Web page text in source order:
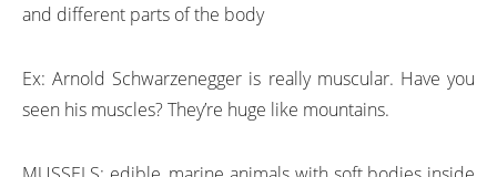
and different parts of the body
Ex: Arnold Schwarzenegger is really muscular. Have you
seen his muscles? They’re huge like mountains.